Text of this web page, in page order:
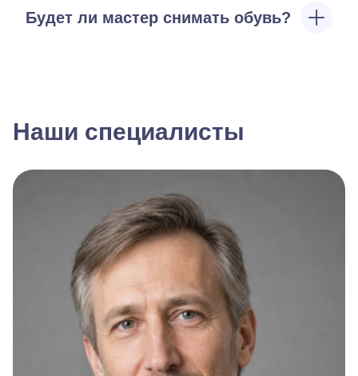
Будет ли мастер снимать обувь?
Наши специалисты